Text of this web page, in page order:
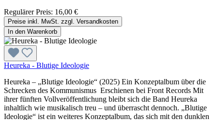
Regulärer Preis: 16,00 €
Preise inkl. MwSt. zzgl. Versandkosten
In den Warenkorb
Heureka - Blutige Ideologie
Heureka – „Blutige Ideologie“ (2025) Ein Konzeptalbum über die
Schrecken des Kommunismus Erschienen bei Front Records Mit
ihrer fünften Vollveröffentlichung bleibt sich die Band Heureka
inhaltlich wie musikalisch treu – und überrascht dennoch. „Blutige
Ideologie“ ist ein weiteres Konzeptalbum, das sich mit den dunklen